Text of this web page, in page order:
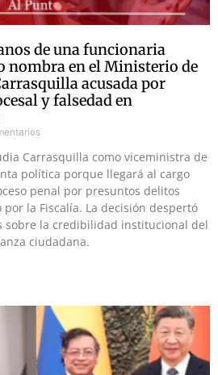
de una funcionaria
nombra en el Ministerio de
acusada por
y falsedad en
Carrasquilla como viceministra de
política porque llegará al cargo
penal por presuntos delitos
la Fiscalía. La decisión despertó
sobre la credibilidad institucional del
ciudadana.